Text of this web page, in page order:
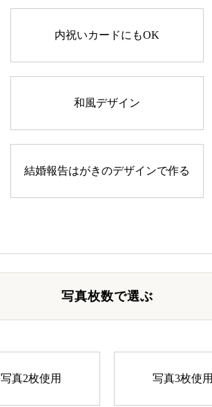
内祝いカードにもOK
和風デザイン
結婚報告はがきのデザインで作る
写真枚数で選ぶ
写真2枚使用 写真3枚使用